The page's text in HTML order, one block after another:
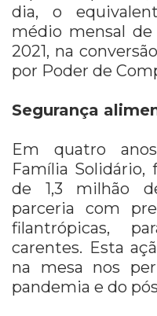
dia, o
médio mensal
2021, na
por Poder de
Segurança
Em quatro
Família Solidário,
de 1,3 milhão
parceria com
filantrópicas,
carentes. Esta
na mesa nos
pandemia e do